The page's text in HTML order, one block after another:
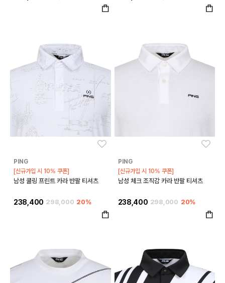
PING
[신규가입 시 10% 쿠폰]
남성 쿨링 프린트 카라 반팔 티셔츠
238,400 298,000 20%
PING
[신규가입 시 10% 쿠폰]
남성 체크 조직감 카라 반팔 티셔츠
238,400 298,000 20%